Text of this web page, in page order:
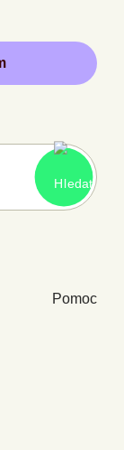
Pomoc